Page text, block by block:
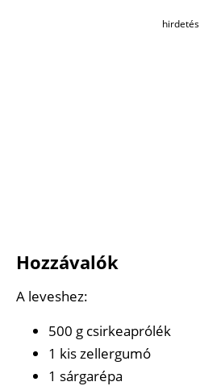
hirdetés
Hozzávalók
A leveshez:
500 g csirkeaprólék
1 kis zellergumó
1 sárgarépa